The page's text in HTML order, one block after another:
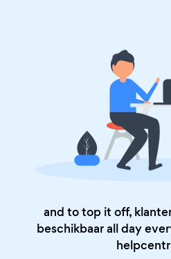
and to top it off,
beschikbaar all day